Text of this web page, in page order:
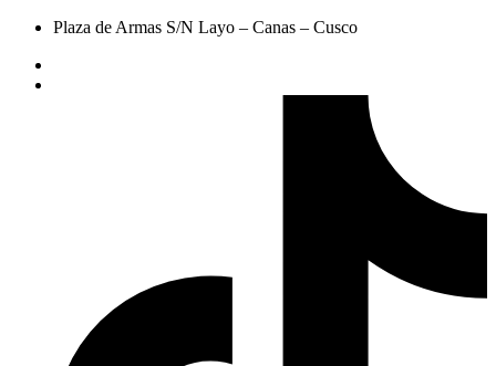
Plaza de Armas S/N Layo – Canas – Cusco